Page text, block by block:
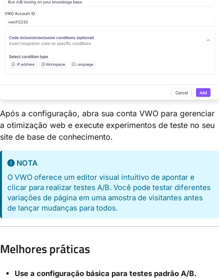
Após a configuração, abra sua conta VWO para gerenciar
a otimização web e execute experimentos de teste no seu
site de base de conhecimento.
NOTA
O VWO oferece um editor visual intuitivo de apontar e
clicar para realizar testes A/B. Você pode testar diferentes
variações de página em uma amostra de visitantes antes
de lançar mudanças para todos.
Melhores práticas
Use a configuração básica para testes padrão A/B.